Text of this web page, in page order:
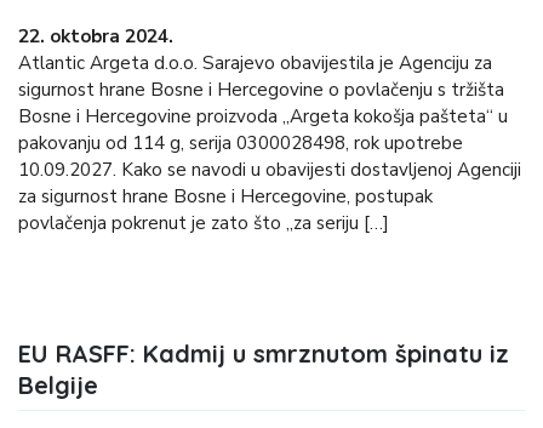
22. oktobra 2024.
Atlantic Argeta d.o.o. Sarajevo obavijestila je Agenciju za
sigurnost hrane Bosne i Hercegovine o povlačenju s tržišta
Bosne i Hercegovine proizvoda „Argeta kokošja pašteta“ u
pakovanju od 114 g, serija 0300028498, rok upotrebe
10.09.2027. Kako se navodi u obavijesti dostavljenoj Agenciji
za sigurnost hrane Bosne i Hercegovine, postupak
povlačenja pokrenut je zato što „za seriju […]
EU RASFF: Kadmij u smrznutom špinatu iz
Belgije